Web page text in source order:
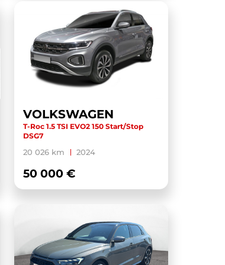
VOLKSWAGEN
T-Roc 1.5 TSI EVO2 150 Start/Stop
DSG7
20 026 km 2024
50 000 €